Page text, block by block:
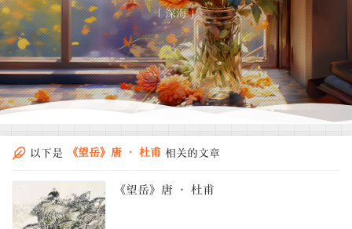
「 深海 」
以下是 《望岳》唐 · 杜甫 相关的文章
《望岳》唐 · 杜甫